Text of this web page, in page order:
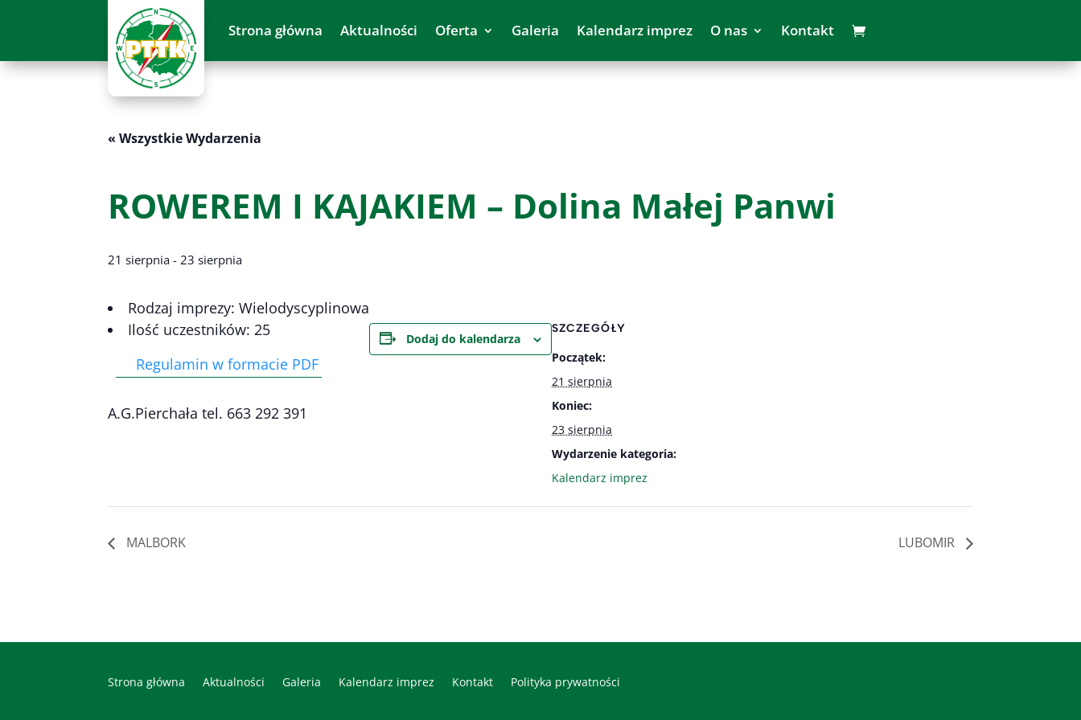
Strona główna Aktualności Oferta Galeria Kalendarz imprez O nas Kontakt
« Wszystkie Wydarzenia
ROWEREM I KAJAKIEM – Dolina Małej Panwi
21 sierpnia - 23 sierpnia
Rodzaj imprezy: Wielodyscyplinowa
Ilość uczestników: 25
Regulamin w formacie PDF
A.G.Pierchała tel. 663 292 391
Dodaj do kalendarza
SZCZEGÓŁY
Początek:
21 sierpnia
Koniec:
23 sierpnia
Wydarzenie kategoria:
Kalendarz imprez
MALBORK LUBOMIR
Strona główna Aktualności Galeria Kalendarz imprez Kontakt Polityka prywatności